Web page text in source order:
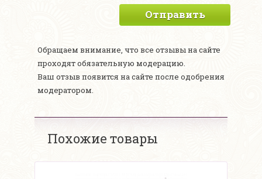
Отправить
Обращаем внимание, что все отзывы на сайте
проходят обязательную модерацию.
Ваш отзыв появится на сайте после одобрения
модератором.
Похожие товары